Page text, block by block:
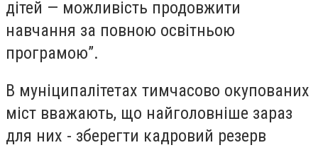
дітей — можливість продовжити
навчання за повною освітньою
програмою”.
В муніципалітетах тимчасово окупованих
міст вважають, що найголовніше зараз
для них - зберегти кадровий резерв